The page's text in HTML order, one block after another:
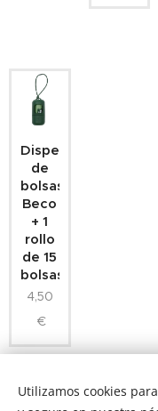
Dispensador
de
bolsas
Beco
+ 1
rollo
de 15
bolsas
4,50
€
Utilizamos cookies